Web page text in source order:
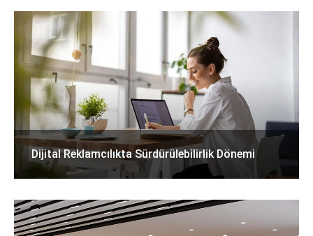
Dijital Reklamcılıkta Sürdürülebilirlik Dönemi